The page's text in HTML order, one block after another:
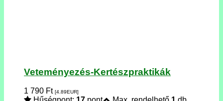
Veteményezés-Kertészpraktikák
1 790 Ft [4.89EUR]